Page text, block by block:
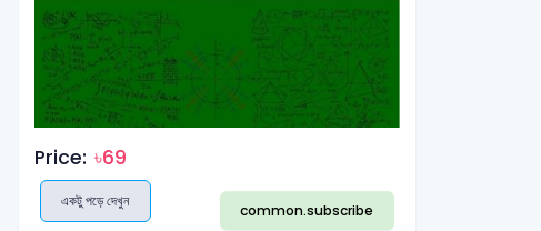
Price: ৳69
একটু পড়ে দেখুন
common.subscribe